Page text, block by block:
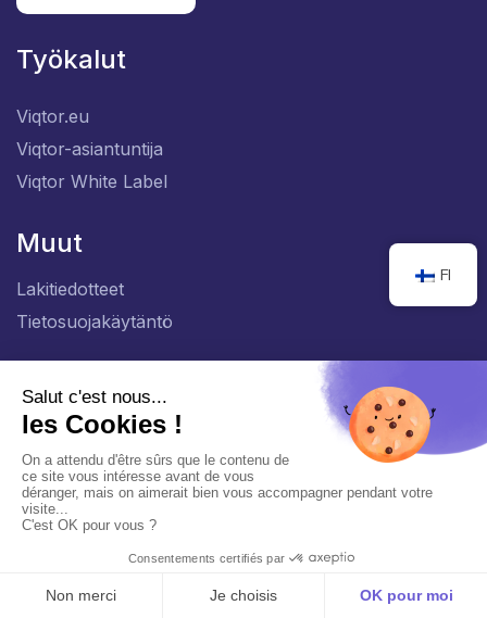
Työkalut
Viqtor.eu
Viqtor-asiantuntija
Viqtor White Label
Muut
Lakitiedotteet
Tietosuojakäytäntö
Sivut
Tietoa meistä
Ratkaisut
Oikeudellinen valvonta
Blogi
Salauksen purku
Krooninen
FI